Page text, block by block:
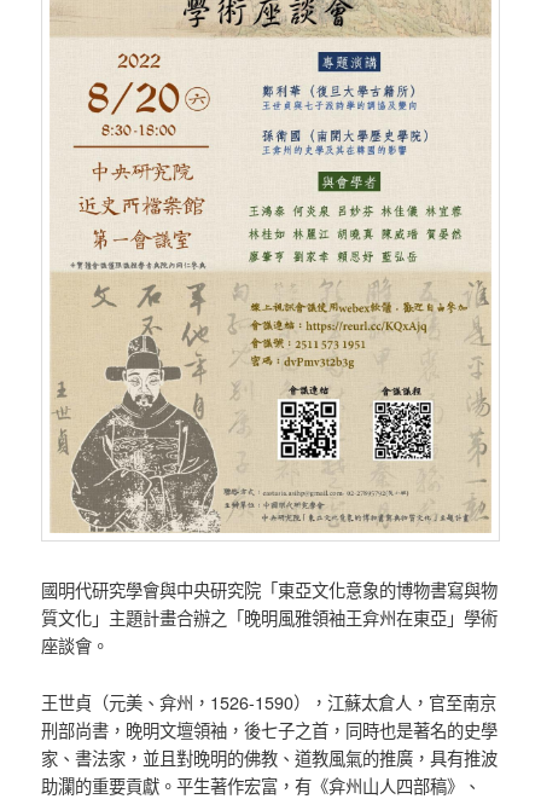
國明代研究學會與中央研究院「東亞文化意象的博物書寫與物
質文化」主題計畫合辦之「晚明風雅領袖王弇州在東亞」學術
座談會。
王世貞（元美、弇州，1526-1590），江蘇太倉人，官至南京
刑部尚書，晚明文壇領袖，後七子之首，同時也是著名的史學
家、書法家，並且對晚明的佛教、道教風氣的推廣，具有推波
助瀾的重要貢獻。平生著作宏富，有《弇州山人四部稿》、